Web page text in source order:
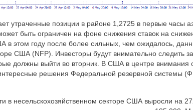
утраченные позиции в районе 1,2725 в первые часы
быть ограничен на фоне снижения ставок на
этом году после более сильных, чем ожидалось,
США (NFP). Инвесторы будут внимательно следить
должны выйти во вторник. В США в центре внимания
решения Федеральной резервной системы
в несельскохозяйственном секторе США выросли на